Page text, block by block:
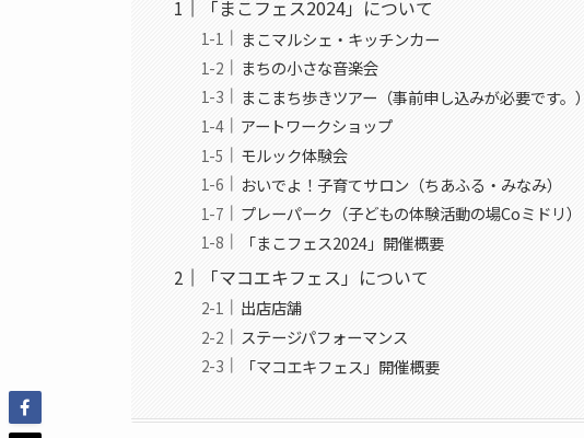
「まこフェス2024」について
まこマルシェ・キッチンカー
まちの小さな音楽会
まこまち歩きツアー（事前申し込みが必要です。）
アートワークショップ
モルック体験会
おいでよ！子育てサロン（ちあふる・みなみ）
プレーパーク（子どもの体験活動の場Coミドリ）
「まこフェス2024」開催概要
「マコエキフェス」について
出店店舗
ステージパフォーマンス
「マコエキフェス」開催概要